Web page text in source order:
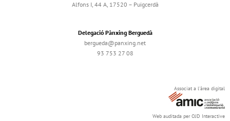
Alfons I, 44 A, 17520 – Puigcerdà
Delegació Pànxing Berguedà
bergueda@panxing.net
93 753 27 08
Associat a l'àrea digital
Web auditada per OJD Interactive